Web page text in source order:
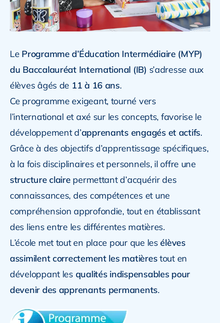
Le Programme d’Éducation Intermédiaire (MYP)
du Baccalauréat International (IB) s’adresse aux
élèves âgés de 11 à 16 ans.
Ce programme exigeant, tourné vers
l’international et axé sur les concepts, favorise le
développement d’apprenants engagés et actifs.
Grâce à des objectifs d’apprentissage spécifiques,
à la fois disciplinaires et personnels, il offre une
structure claire permettant d’acquérir des
connaissances, des compétences et une
compréhension approfondie, tout en établissant
des liens entre les différentes matières.
L’école met tout en place pour que lesélèves
assimilent correctement les matièrestout en
développant les qualités indispensables pour
devenir des apprenants permanents.